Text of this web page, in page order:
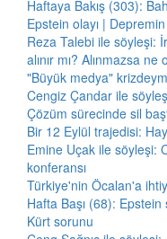
Haftaya Bakış (303):
Epstein olayı | Depremin
Reza Talebi ile söyleşi:
alınır mı? Alınmazsa ne
"Büyük medya"
Cengiz Çandar ile
Çözüm sürecinde sil
Bir 12 Eylül trajedisi:
Emine Uçak ile söyleşi:
konferansı
Türkiye'nin Öcalan'a
Hafta Başı (68):
Kürt sorunu